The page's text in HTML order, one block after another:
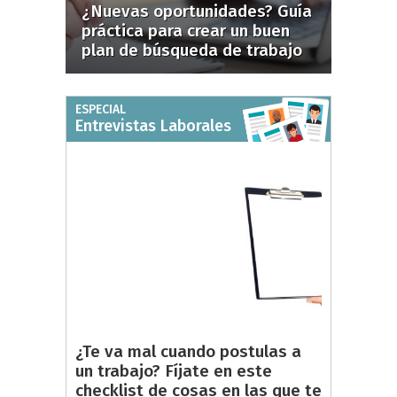
¿Nuevas oportunidades? Guía
práctica para crear un buen
plan de búsqueda de trabajo
ESPECIAL
Entrevistas Laborales
¿Te va mal cuando postulas a
un trabajo? Fíjate en este
checklist de cosas en las que te